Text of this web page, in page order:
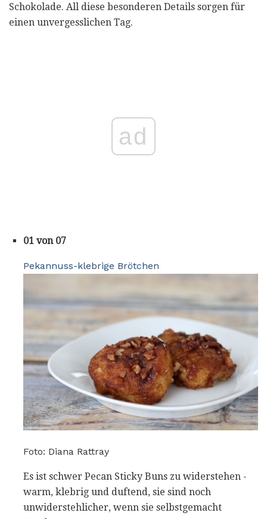
Schokolade. All diese besonderen Details sorgen für
einen unvergesslichen Tag.
ad
01 von 07
Pekannuss-klebrige Brötchen
Foto: Diana Rattray
Es ist schwer Pecan Sticky Buns zu widerstehen -
warm, klebrig und duftend, sie sind noch
unwiderstehlicher, wenn sie selbstgemacht